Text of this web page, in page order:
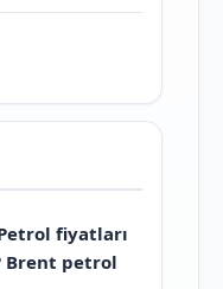
fiyatları
Brent petrol